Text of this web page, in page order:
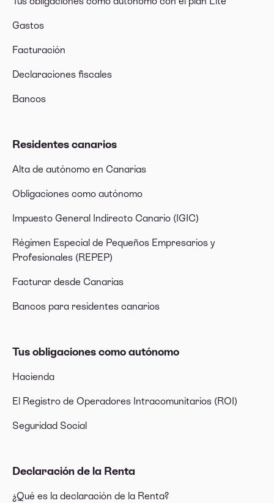
Gastos
Facturación
Declaraciones fiscales
Bancos
Residentes canarios
Alta de autónomo en Canarias
Obligaciones como autónomo
Impuesto General Indirecto Canario (IGIC)
Régimen Especial de Pequeños Empresarios y
Profesionales (REPEP)
Facturar desde Canarias
Bancos para residentes canarios
Tus obligaciones como autónomo
Hacienda
El Registro de Operadores Intracomunitarios (ROI)
Seguridad Social
Declaración de la Renta
¿Qué es la declaración de la Renta?